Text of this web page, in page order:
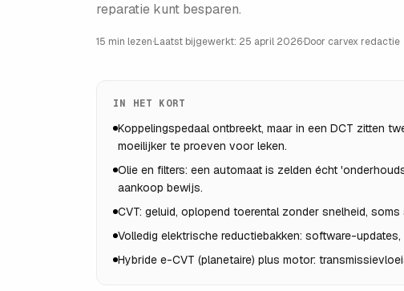
reparatie kunt besparen.
15 min lezen·Laatst bijgewerkt: 25 april 2026·Door carvex redactie
IN HET KORT
Koppelingspedaal ontbreekt, maar in een DCT zitten
moeilijker te proeven voor leken.
Olie en filters: een automaat is zelden écht
aankoop bewijs.
CVT: geluid, oplopend toerental zonder snelheid,
Volledig elektrische reductiebakken: software-
Hybride e-CVT (planetaire) plus motor: